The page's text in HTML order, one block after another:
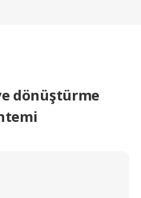
dönüştürme